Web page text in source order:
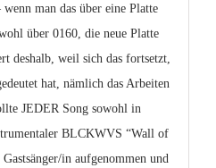
man das über eine Platte
über 0160, die neue Platte
deshalb, weil sich das fortsetzt,
hat, nämlich das Arbeiten
JEDER Song sowohl in
BLCKWVS “Wall of
in aufgenommen und